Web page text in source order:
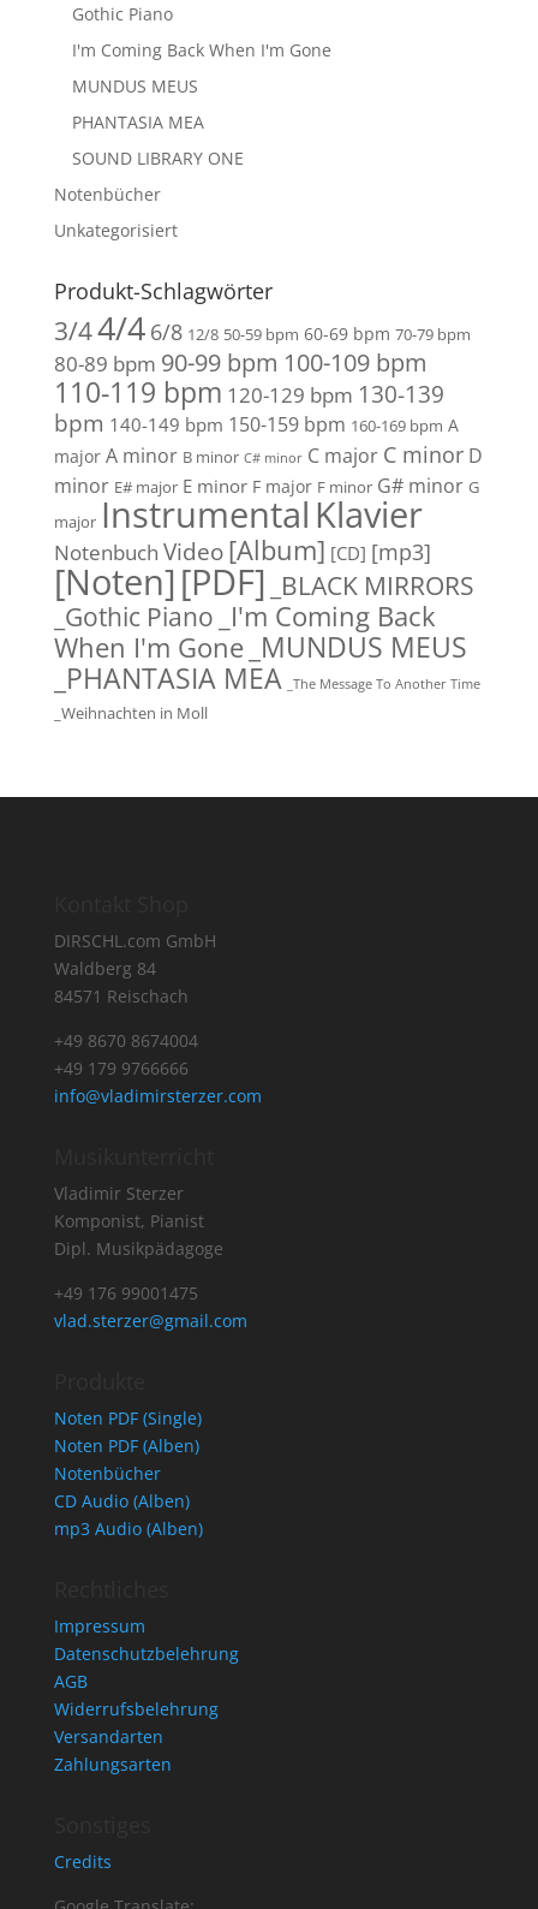
Gothic Piano
I'm Coming Back When I'm Gone
MUNDUS MEUS
PHANTASIA MEA
SOUND LIBRARY ONE
Notenbücher
Unkategorisiert
Produkt-Schlagwörter
3/44/4 6/8 12/8 50-59 bpm 60-69 bpm 70-79 bpm
80-89 bpm 90-99 bpm 100-109 bpm
110-119 bpm 120-129 bpm 130-139
bpm 140-149 bpm 150-159 bpm 160-169 bpm A
major A minor B minor C# minor C major C minor D
minor E# major E minor F major F minor G# minor G
major Instrumental Klavier
Notenbuch Video [Album] [CD] [mp3]
[Noten][PDF] _BLACK MIRRORS
_Gothic Piano _I'm Coming Back
When I'm Gone _MUNDUS MEUS
_PHANTASIA MEA _The Message To Another Time
_Weihnachten in Moll
DIRSCHL.com GmbH
Waldberg 84
84571 Reischach
+49 8670 8674004
+49 179 9766666
info@vladimirsterzer.com
Vladimir Sterzer
Komponist, Pianist
Dipl. Musikpädagoge
+49 176 99001475
vlad.sterzer@gmail.com
Noten PDF (Single)
Noten PDF (Alben)
Notenbücher
CD Audio (Alben)
mp3 Audio (Alben)
Impressum
Datenschutzbelehrung
AGB
Widerrufsbelehrung
Versandarten
Zahlungsarten
Credits